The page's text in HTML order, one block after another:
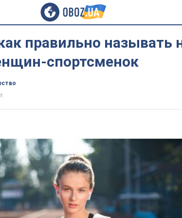
правильно называть
спортсменок